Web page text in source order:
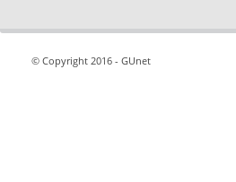
© Copyright 2016 - GUnet